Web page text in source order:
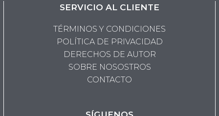
SERVICIO AL CLIENTE
TÉRMINOS Y CONDICIONES
POLÍTICA DE PRIVACIDAD
DERECHOS DE AUTOR
SOBRE NOSOSTROS
CONTACTO